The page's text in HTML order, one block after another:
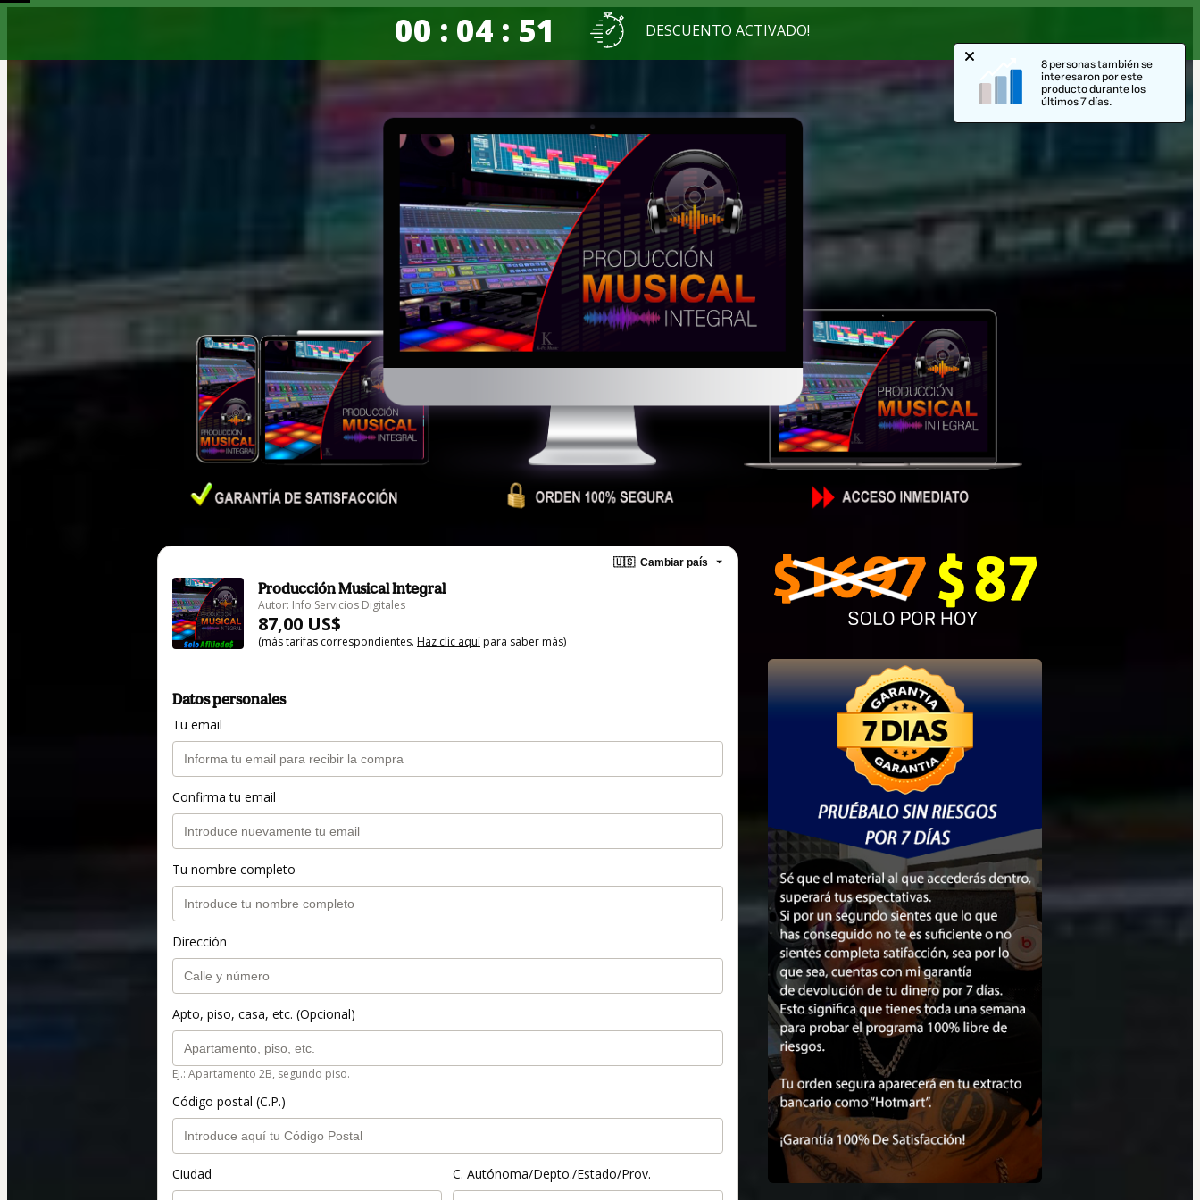
00 : 04 : 50 DESCUENTO ACTIVADO!
🇺🇸 Cambiar país
Producción Musical Integral
Autor: Info Servicios Digitales
87,00 US$
(más tarifas correspondientes. Haz clic aquí para saber más)
Datos personales
Tu email
Confirma tu email
Tu nombre completo
Dirección
Apto, piso, casa, etc. (Opcional)
Ej.: Apartamento 2B, segundo piso.
Código postal (C.P.)
Ciudad C. Autónoma/Depto./Estado/Prov.
8 personas también se
interesaron por este
producto durante los
últimos 7 días.